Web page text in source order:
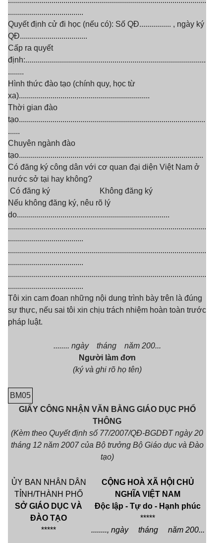
......................................
Quyết định cử đi học (nếu có): Số QĐ................ , ngày ký
QĐ..................................
Cấp ra quyết
định:...........................................................................................
........
Hình thức đào tạo (chính quy, học từ
xa)..................................................................
Thời gian đào
tạo..............................................................................................
......
Chuyên ngành đào
tạo.............................................................................................
Có đăng ký công dân với cơ quan đại diện Việt Nam ở
nước sở tại hay không?
󠅒 Có đăng ký 󠅒 Không đăng ký
Nếu không đăng ký, nêu rõ lý
do.............................................................................
....................................................................................................
......................................
....................................................................................................
......................................
....................................................................................................
......................................
Tôi xin cam đoan những nội dung trình bày trên là đúng
sự thực, nếu sai tôi xin chịu trách nhiệm hoàn toàn trước
pháp luật.
........ ngày tháng năm 200...
Người làm đơn
(ký và ghi rõ họ tên)
BM05
GIẤY CÔNG NHẬN VĂN BẰNG GIÁO DỤC PHỔ
THÔNG
(Kèm theo Quyết định số 77/2007/QĐ-BGDĐT ngày 20
tháng 12 năm 2007 của Bộ trưởng Bộ Giáo dục và Đào
tạo)
ỦY BAN NHÂN DÂN
TỈNH/THÀNH PHỐ
SỞ GIÁO DỤC VÀ
ĐÀO TẠO
*****
CỘNG HOÀ XÃ HỘI CHỦ
NGHĨA VIỆT NAM
Độc lập - Tự do - Hạnh phúc
*****
........, ngày tháng năm 200...